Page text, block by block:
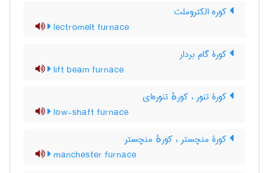
کوره الکتروملت
lectromelt furnace
کورۀ گام بردار
lift beam furnace
کورۀ تنور ، کورهٔ تنوره‌ای
low-shaft furnace
کورۀ منچستر ، کورهٔ منچستر
manchester furnace